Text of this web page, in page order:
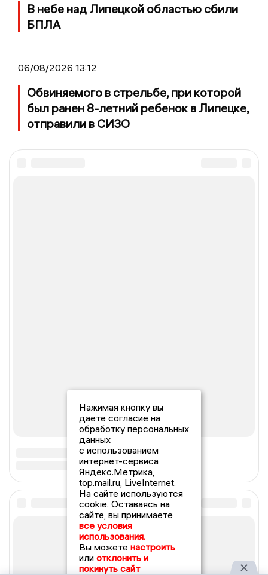
В небе над Липецкой областью сбили
БПЛА
06/08/2026 13:12
Обвиняемого в стрельбе, при которой
был ранен 8-летний ребенок в Липецке,
отправили в СИЗО
Нажимая кнопку вы
даете согласие на
обработку персональных
данных
с использованием
интернет-сервиса
Яндекс.Метрика,
top.mail.ru, LiveInternet.
На сайте используются
cookie. Оставаясь на
сайте, вы принимаете
все условия
использования.
Вы можете настроить
или отклонить и
покинуть сайт